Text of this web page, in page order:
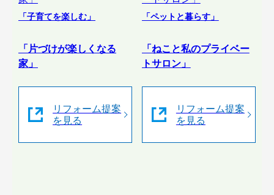
「子育てを楽しむ」
「片づけが楽しくなる
家」
リフォーム提案
を見る
「ペットと暮らす」
「ねこと私のプライベー
トサロン」
リフォーム提案
を見る